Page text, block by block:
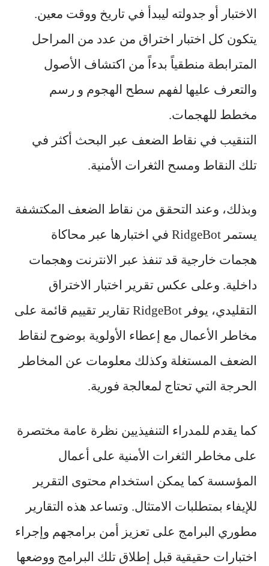
الاختبار أو جدولته ليبدأ في تاريخ ووقت معين.
يتكون كل اختبار اختراق من عدد من المراحل
المترابطة منطقياً بدءاً من اكتشاف الأصول
والتعرف عليها لفهم سطح الهجوم و رسم
مخطط للهجمات.
التنقيب في نقاط الضعف عبر البحث أكثر في
تلك النقاط ومسح الثغرات الأمنية.
وبذلك، وعند التحقق من نقاط الضعف المكتشفة
يستمر RidgeBot في اختبارها عبر محاكاة
هجمات خارجية قد تنفذ عبر الانترنت وهجمات
داخلية. وعلى عكس تقرير اختبار الاختراق
التقليدي، يوفر RidgeBot تقارير تقييم قائمة على
مخاطر الأعمال مع إعطاء الأولوية بوضوح لنقاط
الضعف المستغلة وكذلك معلومات عن المخاطر
الحرجة التي تحتاج لمعالجة فورية.
كما يقدم للمدراء التنفيذيين نظرة عامة مختصرة
على مخاطر الثغرات الأمنية على أعمال
المؤسسة كما يمكن استخدام محتوى التقرير
للإيفاء بمتطلبات الامتثال. وتساعد هذه التقارير
مطوري البرامج على تعزيز أمن برامجهم وإجراء
اختبارات حقيقية قبل إطلاق تلك البرامج ووضعها